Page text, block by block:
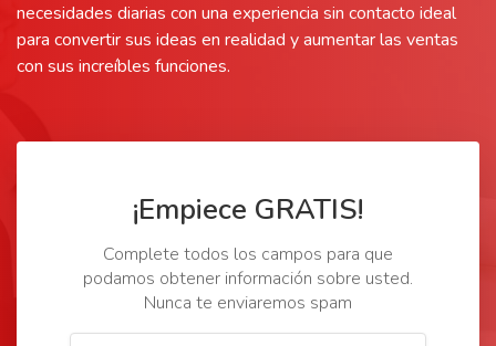
necesidades diarias con una experiencia sin contacto ideal
para convertir sus ideas en realidad y aumentar las ventas
con sus increíbles funciones.
¡Empiece GRATIS!
Complete todos los campos para que
podamos obtener información sobre usted.
Nunca te enviaremos spam